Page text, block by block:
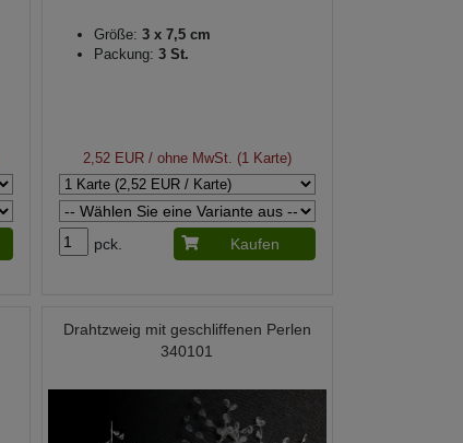
Größe: 3 x 7,5 cm
Packung: 3 St.
2,52 EUR/ ohne MwSt. (1 Karte)
pck. Kaufen
Drahtzweig mit geschliffenen Perlen
340101